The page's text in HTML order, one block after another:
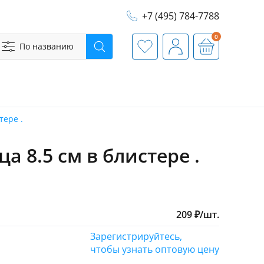
+7 (495) 784-7788
По названию Поиск ИзбранноеПрофильКорзина
0
.
8.5 см в блистере .
209₽/шт.
Зарегистрируйтесь,
чтобы узнать оптовую цену